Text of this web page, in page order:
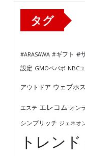
タグ
#ARASAWA #ギフト #
設定 GMOペパボ NBC
アウトドア ウェブホ
エステ エレコム オン
シンプリッチ ジェネオ
トレンド